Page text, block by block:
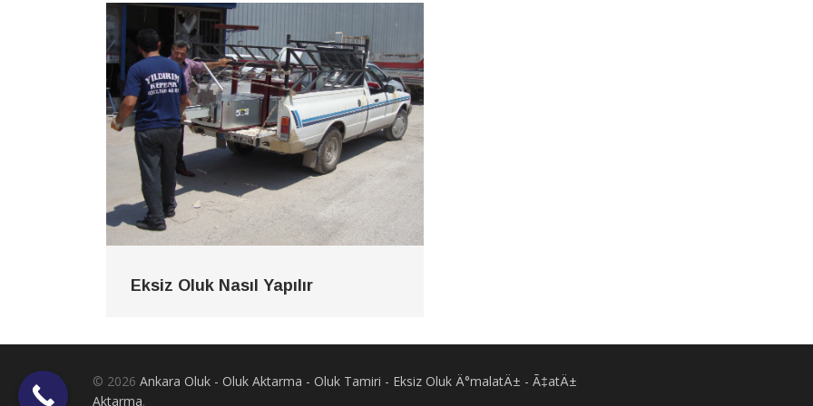
Eksiz Oluk Nasıl Yapılır
© 2026 Ankara Oluk - Oluk Aktarma - Oluk Tamiri - Eksiz Oluk Ä°malatÄ± - Ã‡atÄ±
Aktarma.